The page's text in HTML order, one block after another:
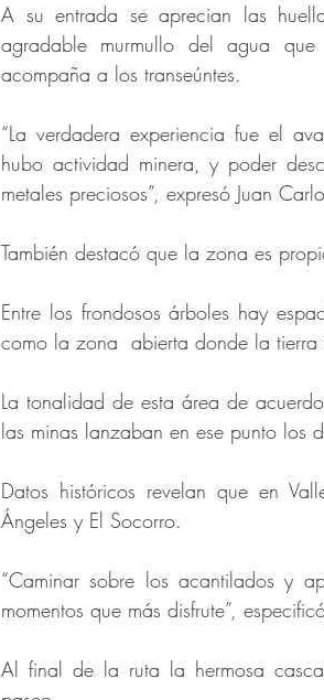
A su entrada se aprecian las
agradable murmullo del agua
acompaña a los transeúntes.
“La verdadera experiencia fue el
hubo actividad minera, y poder
metales preciosos”, expresó Juan
También destacó que la zona es
Entre los frondosos árboles hay
como la zona  abierta donde la
La tonalidad de esta área de
las minas lanzaban en ese punto los
Datos históricos revelan que en
Ángeles y El Socorro.
“Caminar sobre los acantilados y
momentos que más disfrute”,
Al final de la ruta la hermosa